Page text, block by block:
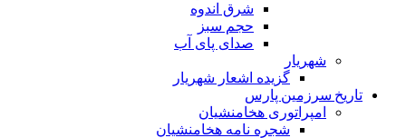
شرق اندوه
حجم سبز
صدای پای آب
شهریار
گزیده اشعار شهریار
تاریخ سرزمین پارس
امپراتوری هخامنشیان
شجره نامه هخامنشیان